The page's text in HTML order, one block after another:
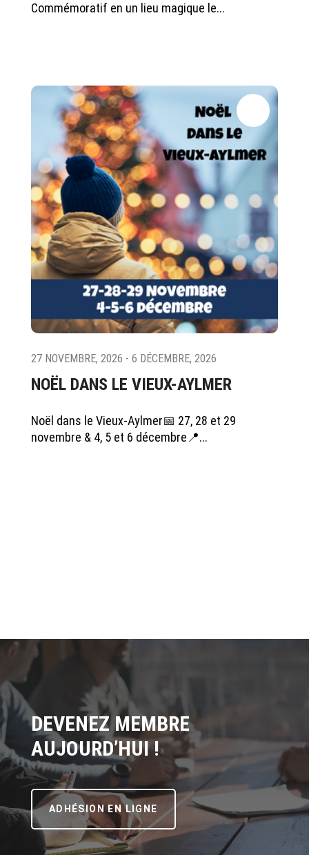
Commémoratif en un lieu magique le...
27 NOVEMBRE, 2026 - 6 DÉCEMBRE, 2026
NOËL DANS LE VIEUX-AYLMER
Noël dans le Vieux-Aylmer📅 27, 28 et 29
novembre & 4, 5 et 6 décembre📍...
DEVENEZ MEMBRE
AUJOURD’HUI !
ADHÉSION EN LIGNE